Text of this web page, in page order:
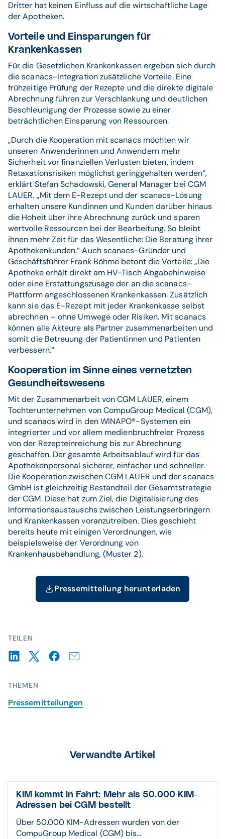
TEILEN
THEMEN
Pressemitteilungen
Dritter hat keinen Einfluss auf die wirtschaftliche Lage
der Apotheken.
Vorteile und Einsparungen für
Krankenkassen
Für die Gesetzlichen Krankenkassen ergeben sich durch
die scanacs-Integration zusätzliche Vorteile. Eine
frühzeitige Prüfung der Rezepte und die direkte digitale
Abrechnung führen zur Verschlankung und deutlichen
Beschleunigung der Prozesse sowie zu einer
beträchtlichen Einsparung von Ressourcen.
„Durch die Kooperation mit scanacs möchten wir
unseren Anwenderinnen und Anwendern mehr
Sicherheit vor finanziellen Verlusten bieten, indem
Retaxationsrisiken möglichst geringgehalten werden“,
erklärt Stefan Schadowski, General Manager bei CGM
LAUER. „Mit dem E-Rezept und der scanacs-Lösung
erhalten unsere Kundinnen und Kunden darüber hinaus
die Hoheit über ihre Abrechnung zurück und sparen
wertvolle Ressourcen bei der Bearbeitung. So bleibt
ihnen mehr Zeit für das Wesentliche: Die Beratung ihrer
Apothekenkunden.“ Auch scanacs-Gründer und
Geschäftsführer Frank Böhme betont die Vorteile: „Die
Apotheke erhält direkt am HV-Tisch Abgabehinweise
oder eine Erstattungszusage der an die scanacs-
Plattform angeschlossenen Krankenkassen. Zusätzlich
kann sie das E-Rezept mit jeder Krankenkasse selbst
abrechnen – ohne Umwege oder Risiken. Mit scanacs
können alle Akteure als Partner zusammenarbeiten und
somit die Betreuung der Patientinnen und Patienten
verbessern.“
Kooperation im Sinne eines vernetzten
Gesundheitswesens
Mit der Zusammenarbeit von CGM LAUER, einem
Tochterunternehmen von CompuGroup Medical (CGM),
und scanacs wird in den WINAPO®-Systemen ein
integrierter und vor allem medienbruchfreier Prozess
von der Rezepteinreichung bis zur Abrechnung
geschaffen. Der gesamte Arbeitsablauf wird für das
Apothekenpersonal sicherer, einfacher und schneller.
Die Kooperation zwischen CGM LAUER und der scanacs
GmbH ist gleichzeitig Bestandteil der Gesamtstrategie
der CGM. Diese hat zum Ziel, die Digitalisierung des
Informationsaustauschs zwischen Leistungserbringern
und Krankenkassen voranzutreiben. Dies geschieht
bereits heute mit einigen Verordnungen, wie
beispielsweise der Verordnung von
Krankenhausbehandlung, (Muster 2).
Pressemitteilung herunterladen
Verwandte Artikel
KIM kommt in Fahrt: Mehr als 50.000 KIM-
Adressen bei CGM bestellt
Über 50.000 KIM-Adressen wurden von der
CompuGroup Medical (CGM) bis...